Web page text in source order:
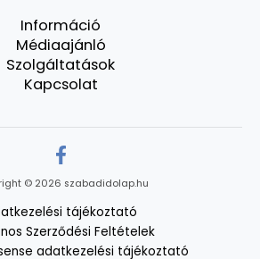
Információ
Médiaajánló
Szolgáltatások
Kapcsolat
© 2026 szabadidolap.hu
tájékoztató
Szerződési Feltételek
adatkezelési tájékoztató